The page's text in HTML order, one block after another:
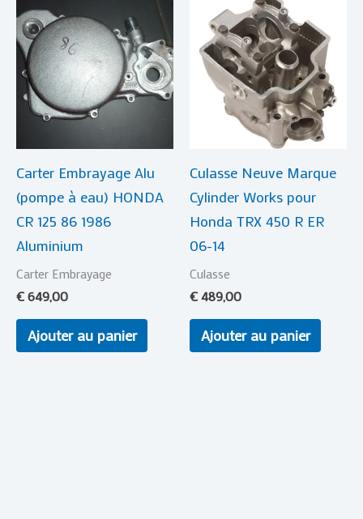
Carter Embrayage Alu
(pompe à eau) HONDA
CR 125 86 1986
Aluminium
Carter Embrayage
€649,00
Ajouter au panier
Culasse Neuve Marque
Cylinder Works pour
Honda TRX 450 R ER
06-14
Culasse
€489,00
Ajouter au panier